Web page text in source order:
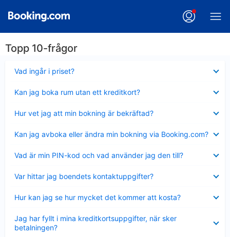
Topp 10-frågor
Vad ingår i priset?
mindre
Kan jag boka rum utan ett kreditkort?
mindre
Hur vet jag att min bokning är bekräftad?
mindre
Kan jag avboka eller ändra min bokning via Booking.com?
mindre
Vad är min PIN-kod och vad använder jag den till?
mindre
Var hittar jag boendets kontaktuppgifter?
mindre
Hur kan jag se hur mycket det kommer att kosta?
mindre
Jag har fyllt i mina kreditkortsuppgifter, när sker
betalningen?
mindre